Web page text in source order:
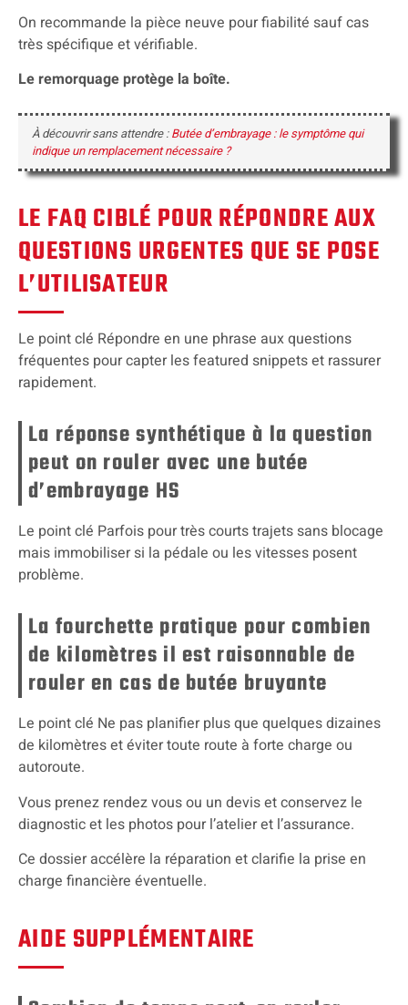
On recommande la pièce neuve pour fiabilité sauf cas
très spécifique et vérifiable.
Le remorquage protège la boîte.
À découvrir sans attendre :Butée d’embrayage : le symptôme qui
indique un remplacement nécessaire ?
LE FAQ CIBLÉ POUR RÉPONDRE AUX
QUESTIONS URGENTES QUE SE POSE
L’UTILISATEUR
Le point clé Répondre en une phrase aux questions
fréquentes pour capter les featured snippets et rassurer
rapidement.
La réponse synthétique à la question
peut on rouler avec une butée
d’embrayage HS
Le point clé Parfois pour très courts trajets sans blocage
mais immobiliser si la pédale ou les vitesses posent
problème.
La fourchette pratique pour combien
de kilomètres il est raisonnable de
rouler en cas de butée bruyante
Le point clé Ne pas planifier plus que quelques dizaines
de kilomètres et éviter toute route à forte charge ou
autoroute.
Vous prenez rendez vous ou un devis et conservez le
diagnostic et les photos pour l’atelier et l’assurance.
Ce dossier accélère la réparation et clarifie la prise en
charge financière éventuelle.
AIDE SUPPLÉMENTAIRE